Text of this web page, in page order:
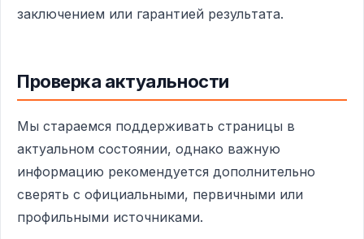
заключением или гарантией результата.
Проверка актуальности
Мы стараемся поддерживать страницы в
актуальном состоянии, однако важную
информацию рекомендуется дополнительно
сверять с официальными, первичными или
профильными источниками.